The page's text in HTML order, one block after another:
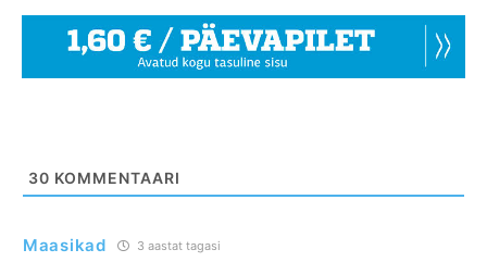
30 KOMMENTAARI
Maasikad 3 aastat tagasi